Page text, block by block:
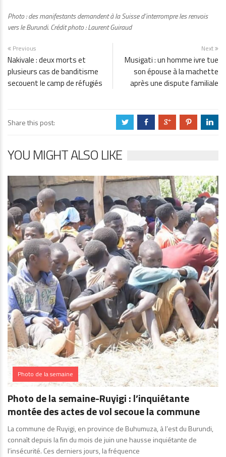
Photo : des manifestants demandent à la Suisse d’interrompre les renvois
vers le Burundi. Crédit photo : Laurent Guiraud
Previous
Nakivale : deux morts et
plusieurs cas de banditisme
secouent le camp de réfugiés
Next
Musigati : un homme ivre tue
son épouse à la machette
après une dispute familiale
Share this post: a b c d j
YOU MIGHT ALSO LIKE
Photo de la semaine
Photo de la semaine-Ruyigi : l’inquiétante
montée des actes de vol secoue la commune
La commune de Ruyigi, en province de Buhumuza, à l’est du Burundi,
connaît depuis la fin du mois de juin une hausse inquiétante de
l’insécurité. Ces derniers jours, la fréquence